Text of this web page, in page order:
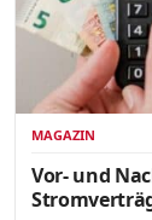
MAGAZIN
Vor- und